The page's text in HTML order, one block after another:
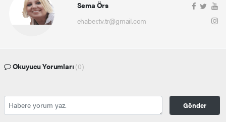
Sema Örs
ehaber.tv.tr@gmail.com
Okuyucu Yorumları (0)
Gönder